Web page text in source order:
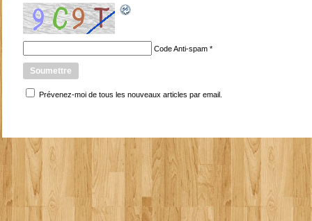
Code Anti-spam*
Prévenez-moi de tous les nouveaux articles par email.